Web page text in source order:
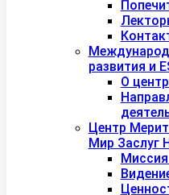
развития и
О
Центр
Мир